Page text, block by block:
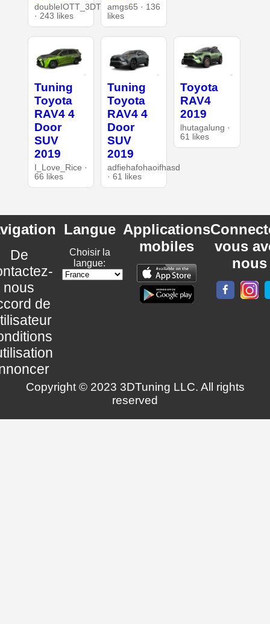
doubleIOTT_3DT
· 243 likes
amgs65 · 136
likes
Tuning
Toyota
RAV4 4
Door
SUV
2019
I_Love_Rice ·
66 likes
Tuning
Toyota
RAV4 4
Door
SUV
2019
adfiehafohaoifhasd
· 61 likes
Toyota
RAV4
2019
lhutagalung ·
61 likes
De
nous
de
Langue
Choisir la
langue:
Applications
mobiles
vous
nous
Copyright © 2023 3DTuning LLC. All rights
reserved